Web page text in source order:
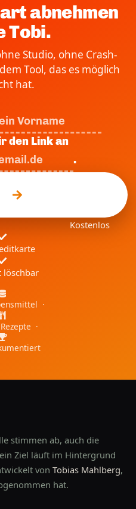
abnehmen
Tobi.
Studio, ohne Crash-
Tool, das es möglich
hat.
den Link an
.
Kostenlos
löschbar
·
·
stimmen ab, auch die
Ziel läuft im Hintergrund
von Tobias Mahlberg,
hat.